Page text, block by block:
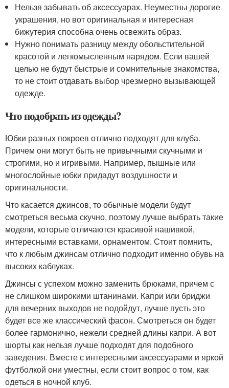
Нельзя забывать об аксессуарах. Неуместны дорогие
украшения, но вот оригинальная и интересная
бижутерия способна очень освежить образ.
Нужно понимать разницу между обольстительной
красотой и легкомысленным нарядом. Если вашей
целью не будут быстрые и сомнительные знакомства,
то не стоит отдавать выбор чрезмерно вызывающей
одежде.
Что подобрать из одежды?
Юбки разных покроев отлично подходят для клуба.
Причем они могут быть не привычными скучными и
строгими, но и игривыми. Например, пышные или
многослойные юбки придадут воздушности и
оригинальности.
Что касается джинсов, то обычные модели будут
смотреться весьма скучно, поэтому лучше выбрать такие
модели, которые отличаются красивой нашивкой,
интересными вставками, орнаментом. Стоит помнить,
что к любым джинсам отлично подходит именно обувь на
высоких каблуках.
Джинсы с успехом можно заменить брюками, причем с
не слишком широкими штанинами. Капри или бриджи
для вечерних выходов не подойдут, лучше пусть это
будет все же классический фасон. Смотреться он будет
более гармонично, нежели средней длины капри. А вот
шорты как нельзя лучше подходят для подобного
заведения. Вместе с интересными аксессуарами и яркой
футболкой они уместны, если стоит вопрос о том, как
одеться в ночной клуб.